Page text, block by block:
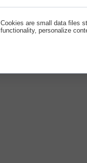
Cookies are small data files
functionality, personalize